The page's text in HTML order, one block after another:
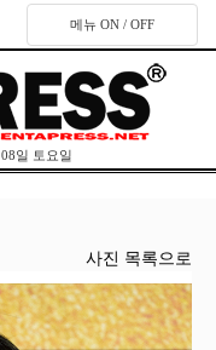
메뉴 ON / OFF
08일 토요일
사진 목록으로